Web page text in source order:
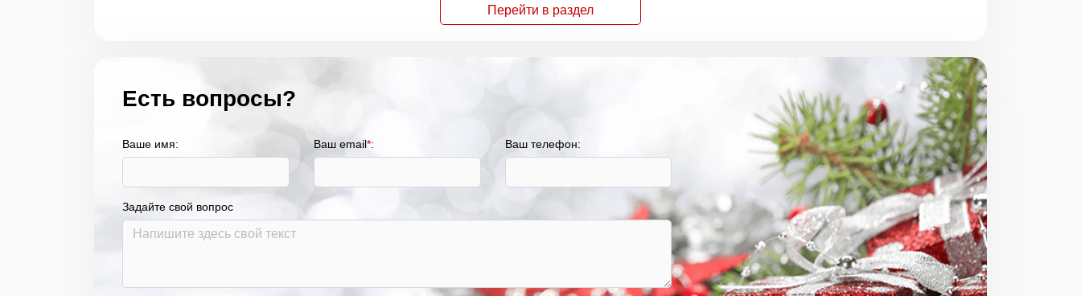
Перейти в раздел
Есть вопросы?
Ваше имя: Ваш email*: Ваш телефон:
Задайте свой вопрос